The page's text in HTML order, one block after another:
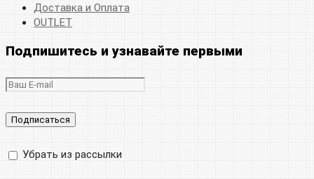
Доставка и Оплата
OUTLET
Подпишитесь и узнавайте первыми
Убрать из рассылки